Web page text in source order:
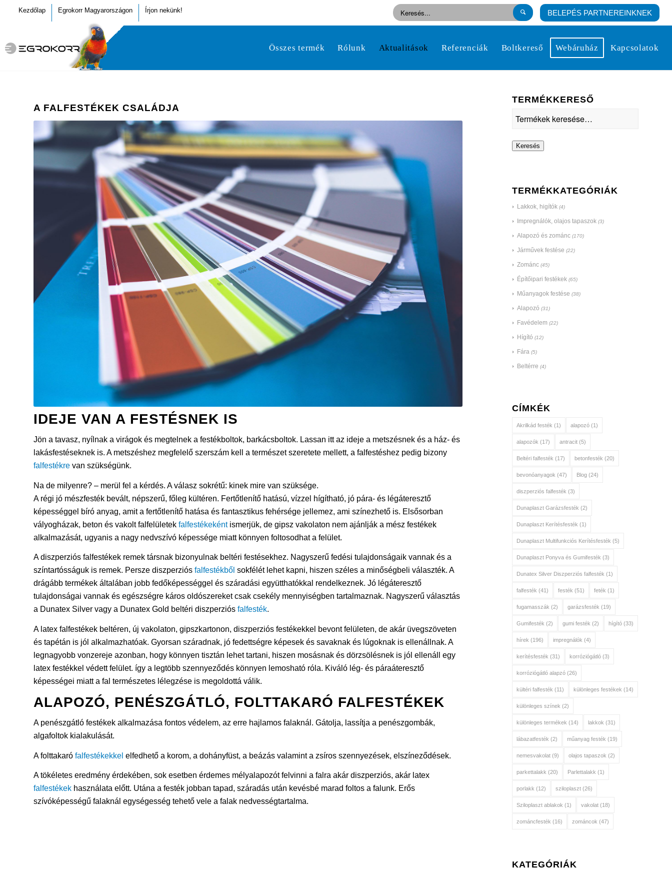
Kezdőlap Egrokorr Magyarországon Írjon nekünk! BELEPÉS PARTNEREINKNEK
Összes termék Rólunk Aktualitások Referenciák Boltkereső Webáruház Kapcsolatok
A FALFESTÉKEK CSALÁDJA
IDEJE VAN A FESTÉSNEK IS
Jön a tavasz, nyílnak a virágok és megtelnek a festékboltok, barkácsboltok. Lassan itt az ideje a metszésnek és a ház- és
lakásfestéseknek is. A metszéshez megfelelő szerszám kell a természet szeretete mellett, a falfestéshez pedig bizony
falfestékre van szükségünk.
Na de milyenre? – merül fel a kérdés. A válasz sokrétű: kinek mire van szüksége.
A régi jó mészfesték bevált, népszerű, főleg kültéren. Fertőtlenítő hatású, vízzel hígítható, jó pára- és légáteresztő
képességgel bíró anyag, amit a fertőtlenítő hatása és fantasztikus fehérsége jellemez, ami színezhető is. Elsősorban
vályogházak, beton és vakolt falfelületek falfestékekéntismerjük, de gipsz vakolaton nem ajánlják a mész festékek
alkalmazását, ugyanis a nagy nedvszívó képessége miatt könnyen foltosodhat a felület.
A diszperziós falfestékek remek társnak bizonyulnak beltéri festésekhez. Nagyszerű fedési tulajdonságaik vannak és a
színtartósságuk is remek. Persze diszperziós falfestékből sokfélét lehet kapni, hiszen széles a minőségbeli választék. A
drágább termékek általában jobb fedőképességgel és száradási együtthatókkal rendelkeznek. Jó légáteresztő
tulajdonságai vannak és egészségre káros oldószereket csak csekély mennyiségben tartalmaznak. Nagyszerű választás
a Dunatex Silver vagy a Dunatex Gold beltéri diszperziós falfesték.
A latex falfestékek beltéren, új vakolaton, gipszkartonon, diszperziós festékekkel bevont felületen, de akár üvegszöveten
és tapétán is jól alkalmazhatóak. Gyorsan száradnak, jó fedettségre képesek és savaknak és lúgoknak is ellenállnak. A
legnagyobb vonzereje azonban, hogy könnyen tisztán lehet tartani, hiszen mosásnak és dörzsölésnek is jól ellenáll egy
latex festékkel védett felület. így a legtöbb szennyeződés könnyen lemosható róla. Kiváló lég- és páraáteresztő
képességei miatt a fal természetes lélegzése is megoldottá válik.
ALAPOZÓ, PENÉSZGÁTLÓ, FOLTTAKARÓ FALFESTÉKEK
A penészgátló festékek alkalmazása fontos védelem, az erre hajlamos falaknál. Gátolja, lassítja a penészgombák,
algafoltok kialakulását.
A folttakaró falfestékekkel elfedhető a korom, a dohányfüst, a beázás valamint a zsíros szennyezések, elszíneződések.
A tökéletes eredmény érdekében, sok esetben érdemes mélyalapozót felvinni a falra akár diszperziós, akár latex
falfestékek használata előtt. Utána a festék jobban tapad, száradás után kevésbé marad foltos a falunk. Erős
szívóképességű falaknál egységesség tehető vele a falak nedvességtartalma.
TERMÉKKERESŐ
Keresés
TERMÉKKATEGÓRIÁK
Lakkok, higítók (4)
Impregnálók, olajos tapaszok (3)
Alapozó és zománc (170)
Járművek festése (22)
Zománc (45)
Építőipari festékek (65)
Műanyagok festése (38)
Alapozó (31)
Favédelem (22)
Hígító (12)
Fára (5)
Beltérre (4)
CÍMKÉK
Akrilkád festék (1) alapozó(1)
alapozók (17) antracit(5)
Beltéri falfesték (17) betonfesték (20)
bevonóanyagok (47) Blog(24)
diszperziós falfesték (3)
Dunaplaszt Garázsfesték (2)
Dunaplaszt Kerítésfesték (1)
Dunaplaszt Multifunkciós Kerítésfesték (5)
Dunaplaszt Ponyva és Gumifesték (3)
Dunatex Silver Diszperziós falfesték (1)
falfesték (41) festék (51) feték (1)
fugamasszák (2) garázsfesték (19)
Gumifesték (2) gumi festék (2) hígító(33)
hírek (196) impregnálók (4)
kerítésfesték (31) korróziógátló(3)
korróziógátló alapzó(26)
kültéri falfesték (11) különleges festékek (14)
különleges színek (2)
különleges termékek (14) lakkok (31)
lábazatfesték (2) műanyag festék (19)
nemesvakolat(9) olajos tapaszok (2)
parkettalakk (20) Parlettalakk (1)
porlakk (12) sziloplaszt(26)
Sziloplaszt ablakok (1) vakolat(18)
zománcfesték (16) zománcok (47)
KATEGÓRIÁK